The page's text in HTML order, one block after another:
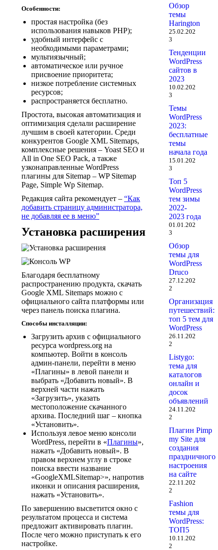
Особенности:
простая настройка (без
использования навыков PHP);
удобный интерфейс с
необходимыми параметрами;
мультиязычный;
автоматическое или ручное
присвоение приоритета;
низкое потребление системных
ресурсов;
распространяется бесплатно.
Простота, высокая автоматизация и
оптимизация сделали расширение
лучшим в своей категории. Среди
конкурентов Google XML Sitemaps,
комплексные решения – Yoast SEO и
All in One SEO Pack, а также
узконаправленные WordPress
плагины для Sitemap – WP Sitemap
Page, Simple Wp Sitemap.
Редакция сайта рекомендует – “Как
добавить страницу администратора,
не добавляя ее в меню”
Установка расширения
Благодаря бесплатному
распространению продукта, скачать
Google XML Sitemaps можно с
официального сайта платформы или
через панель поиска плагина.
Способы инсталляции:
Загрузить архив с официального
ресурса wordpress.org на
компьютер. Войти в консоль
админ-панели, перейти в меню
«Плагины» в левой панели и
выбрать «Добавить новый». В
верхней части нажать
«Загрузить», указать
местоположение скачанного
архива. Последний шаг – кнопка
«Установить».
Используя левое меню консоли
WordPress, перейти в «Плагины»,
нажать «Добавить новый». В
правом верхнем углу в строке
поиска ввести название
«GoogleXMLSitemap>», напротив
иконки и описания расширения,
нажать «Установить».
По завершению высветится окно с
результатом процесса и система
предложит активировать плагин.
После чего можно приступать к его
настройке.
Обзор
темы
Harington
25.02.202
3
Тенденции
WordPress
сайтов в
2023
10.02.202
3
Темы
WordPress
2023:
бесплатные
темы
начала года
15.01.202
3
Топ 5
WordPress
тем зимы
2022-
2023 года
01.01.202
3
Обзор
темы для
WordPress
Druco
27.12.202
2
Организация
путешествий:
топ 5 тем для
WordPress
26.11.202
2
Listygo:
тема для
каталогов
онлайн и
досок
объявлений
24.11.202
2
Плагин Pimp
my Site для
создания
праздничного
настроения
на сайте
22.11.202
2
Fashion
темы для
WordPress:
ТОП5
10.11.202
2